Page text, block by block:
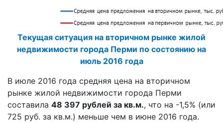
Текущая ситуация на вторичном рынке жилой
недвижимости города Перми по состоянию на
июль 2016 года
В июле 2016 года средняя цена на вторичном
рынке жилой недвижимости города Перми
составила 48 397 рублей за кв.м., что на -1,5% (или
725 руб. за кв.м.) меньше чем в июне 2016 года.